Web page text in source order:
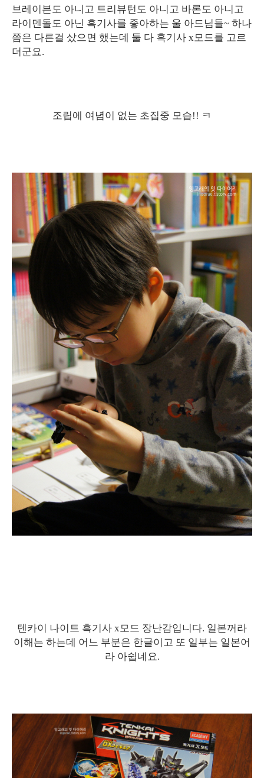
브레이븐도 아니고 트리뷰턴도 아니고 바론도 아니고
라이덴돌도 아닌 흑기사를 좋아하는 울 아드님들~ 하나
쯤은 다른걸 샀으면 했는데 둘 다 흑기사 x모드를 고르
더군요.
조립에 여념이 없는 초집중 모습!! ㅋ
텐카이 나이트 흑기사 x모드 장난감입니다. 일본꺼라
이해는 하는데 어느 부분은 한글이고 또 일부는 일본어
라 아쉽네요.